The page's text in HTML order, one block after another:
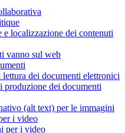
e localizzazione dei contenuti
vanno sul web
dei documenti elettronici
produzione dei documenti
(alt text) per le immagini
i video
per i video